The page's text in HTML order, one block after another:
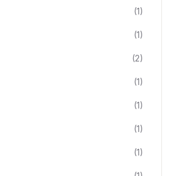
(1)
(1)
(2)
(1)
(1)
(1)
(1)